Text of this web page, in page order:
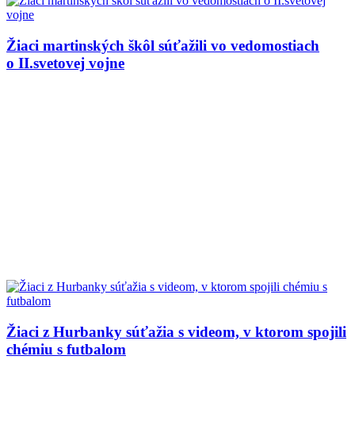
Žiaci martinských škôl súťažili vo vedomostiach
o II.svetovej vojne
Žiaci z Hurbanky súťažia s videom, v ktorom spojili
chémiu s futbalom